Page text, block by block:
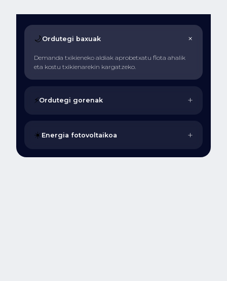
🌙Ordutegi baxuak +
Demanda txikieneko aldiak aprobetxatu flota ahalik
eta kostu txikienarekin kargatzeko.
⚡Ordutegi gorenak +
☀️Energia fotovoltaikoa +